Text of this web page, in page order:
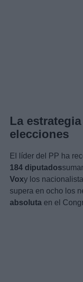
La
elecciones
El líder del PP ha
184 diputados
Voxy los
supera en ocho los
absoluta en el